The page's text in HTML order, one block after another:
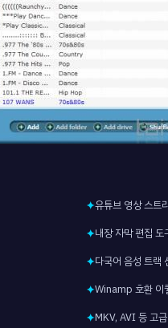
✦유튜브 영상 스트
✦내장 자막 편집
✦다국어 음성 트랙
✦Winamp 호환 이
✦MKV, AVI 등 고